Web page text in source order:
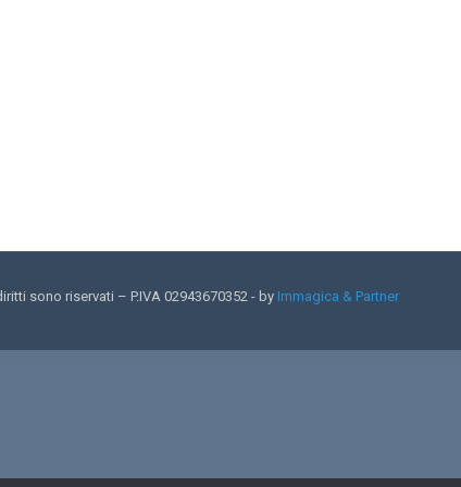
sono riservati – P.IVA 02943670352 - by Immagica & Partner